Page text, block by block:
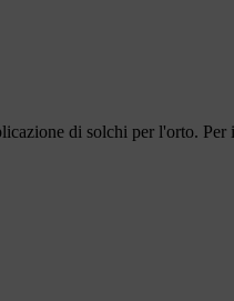
di solchi per l'orto.